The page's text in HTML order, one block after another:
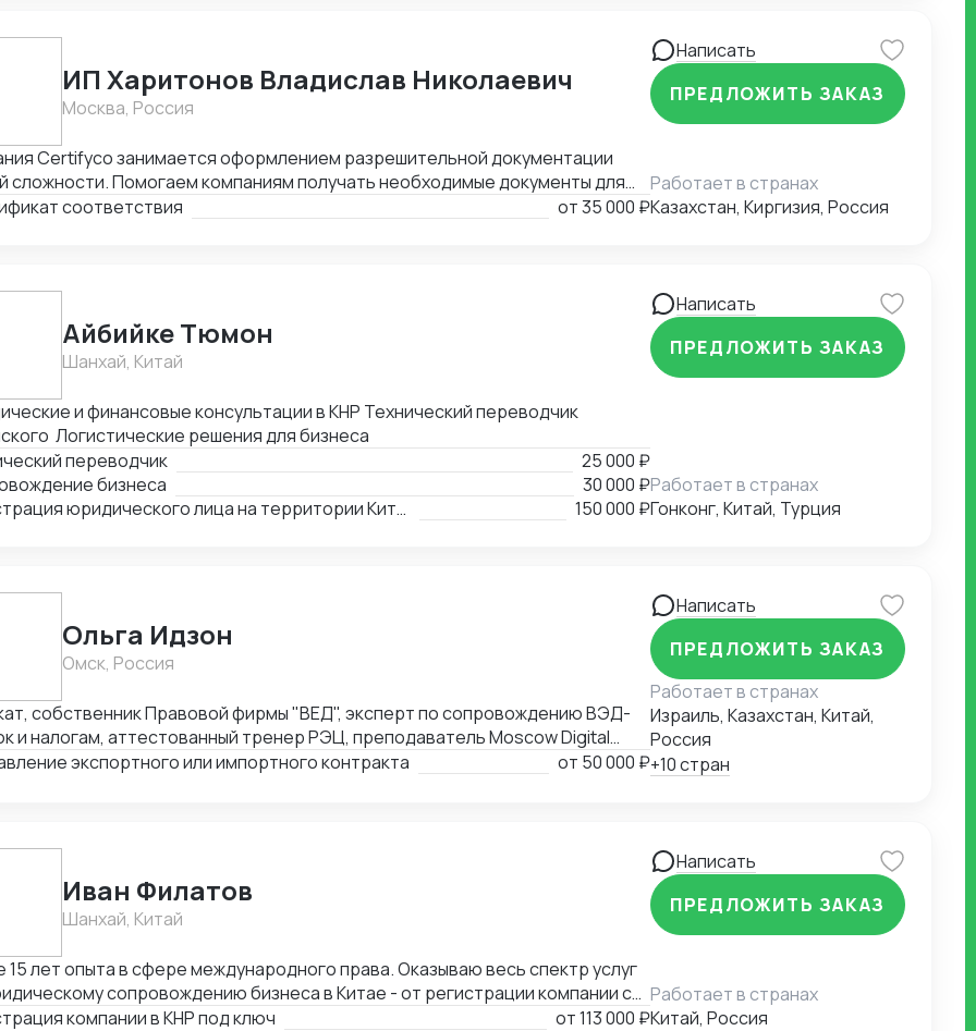
ИП Харитонов Владислав Николаевич
Москва, Россия
Certifyco занимается оформлением разрешительной документации
сложности. Помогаем компаниям получать необходимые документы для
экспорта, реализации продукции. Решаем самые сложные задачи.
соответствия от35 000 ₽
Написать
ПРЕДЛОЖИТЬ ЗАКАЗ
Работает в странах
Казахстан, Киргизия, Россия
Айбийке Тюмон
Шанхай, Китай
и финансовые консультации в КНР Технический переводчик
Логистические решения для бизнеса
переводчик
25 000 ₽
бизнеса
30 000 ₽
Регистрация юридического лица на территории Китая
150 000 ₽
Написать
ПРЕДЛОЖИТЬ ЗАКАЗ
Работает в странах
Гонконг, Китай, Турция
Ольга Идзон
Омск, Россия
собственник Правовой фирмы "ВЕД", эксперт по сопровождению ВЭД-
и налогам, аттестованный тренер РЭЦ, преподаватель Moscow Digital
Неоднократно признана одним из лучших юристов по ВЭД рейтингом
экспортного или импортного контракта от 50 000 ₽
Написать
ПРЕДЛОЖИТЬ ЗАКАЗ
Работает в странах
Израиль, Казахстан, Китай,
Россия
+10 стран
Иван Филатов
Шанхай, Китай
лет опыта в сфере международного права. Оказываю весь спектр услуг
сопровождению бизнеса в Китае - от регистрации компании с
граждан России и получения разрешения на работу, миграции бизнеса,
компании в КНР под ключ от113 000 ₽
Написать
ПРЕДЛОЖИТЬ ЗАКАЗ
Работает в странах
Китай, Россия